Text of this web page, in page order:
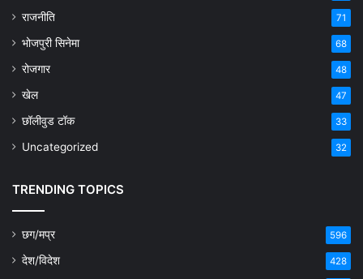
राजनीति 71
भोजपुरी सिनेमा 68
रोजगार 48
खेल 47
छॉलीवुड टॉक 33
Uncategorized 32
TRENDING TOPICS
छग/मप्र 596
देश/विदेश 428